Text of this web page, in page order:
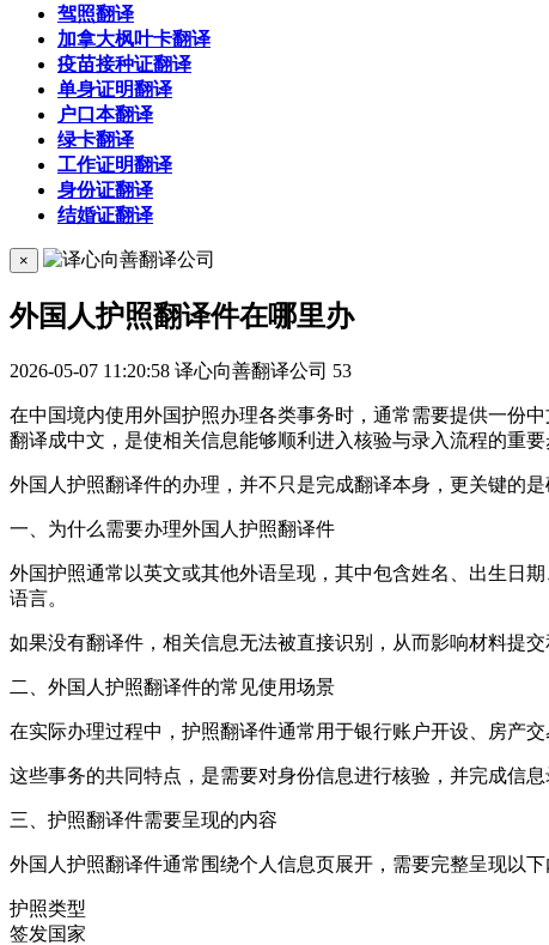
驾照翻译
加拿大枫叶卡翻译
疫苗接种证翻译
单身证明翻译
户口本翻译
绿卡翻译
工作证明翻译
身份证翻译
结婚证翻译
×
外国人护照翻译件在哪里办
2026-05-07 11:20:58 译心向善翻译公司 53
在中国境内使用外国护照办理各类事务时，通常需要提供一份
翻译成中文，是使相关信息能够顺利进入核验与录入流程的重要
外国人护照翻译件的办理，并不只是完成翻译本身，更关键的
一、为什么需要办理外国人护照翻译件
外国护照通常以英文或其他外语呈现，其中包含姓名、出生日
语言。
如果没有翻译件，相关信息无法被直接识别，从而影响材料提
二、外国人护照翻译件的常见使用场景
在实际办理过程中，护照翻译件通常用于银行账户开设、房产
这些事务的共同特点，是需要对身份信息进行核验，并完成信
三、护照翻译件需要呈现的内容
外国人护照翻译件通常围绕个人信息页展开，需要完整呈现以下
护照类型
签发国家